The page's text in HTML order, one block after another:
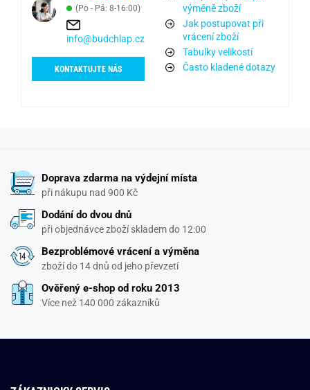
(Po - Pá: 8-16:00)
info@budchlap.cz
KONTAKTUJTE NÁS
výměně zboží
Jak postupovat při
vrácení zboží
Tabulky velikostí
Často kladené dotazy
Doprava zdarma na výdejní místa
při nákupu nad 900 Kč
Dodání do dvou dnů
při objednávce zboží skladem do 12:00
Bezproblémové vrácení a výměna
zboží do 14 dnů od jeho převzetí
Ověřený e-shop od roku 2013
Více než 140 000 zákazníků